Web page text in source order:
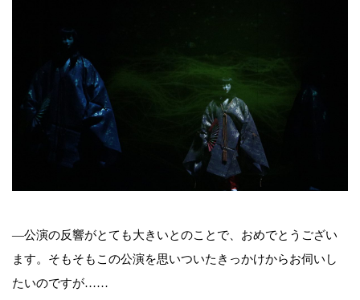
―公演の反響がとても大きいとのことで、おめでとうござい
ます。そもそもこの公演を思いついたきっかけからお伺いし
たいのですが……